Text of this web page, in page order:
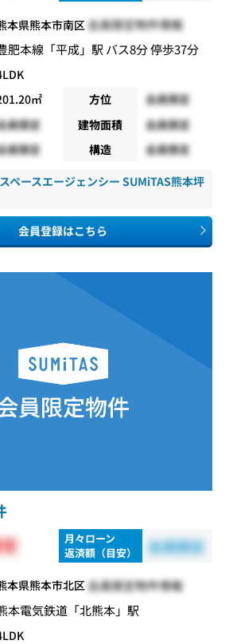
本県熊本市南区 会員限定物件情報
肥本線「平成」駅 バス8分 停歩37分
㎡ 方位
会員限定
員限定 建物面積
会員限定
員限定 構造 会員限定
ペースエージェンシー SUMiTAS熊本坪
会員登録はこちら
月々ローン
返済額（目安）
会員限定
本県熊本市北区会員限定物件情報
本電気鉄道「北熊本」駅